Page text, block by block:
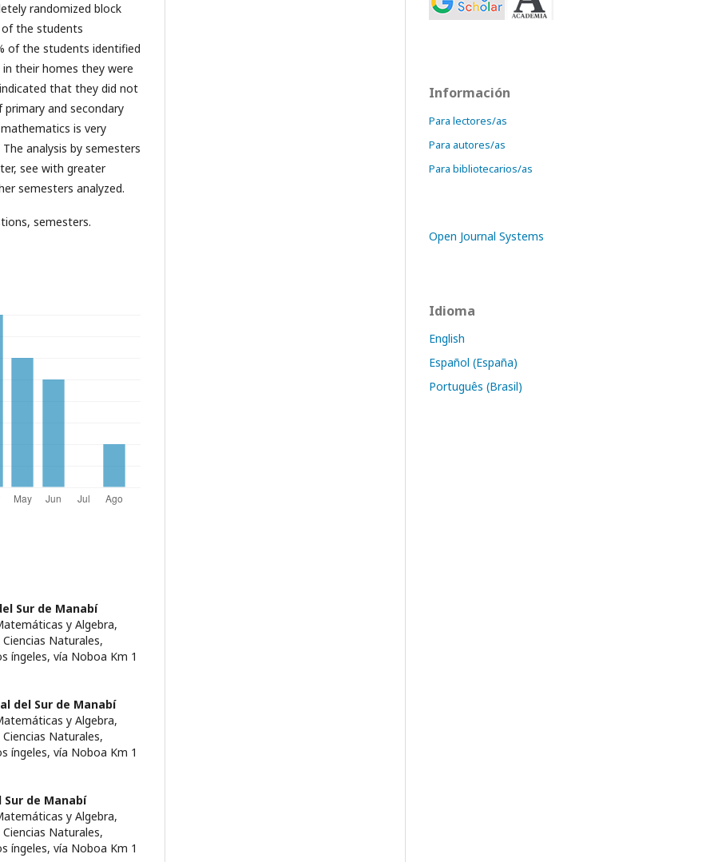
randomized block
of the students
of the students identified
their homes they were
that they did not
and secondary
is very
analysis by semesters
see with greater
semesters analyzed.
semesters.
Sur de Manabí­
y Algebra,
Naturales,
íngeles, ví­a Noboa Km 1
del Sur de Manabí­
y Algebra,
Naturales,
íngeles, ví­a Noboa Km 1
de Manabí­
y Algebra,
Naturales,
íngeles, ví­a Noboa Km 1
Información
Para lectores/as
Para autores/as
Para bibliotecarios/as
Open Journal Systems
Idioma
English
Español (España)
Português (Brasil)